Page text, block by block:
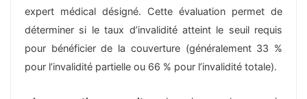
expert médical désigné. Cette évaluation permet de
déterminer si le taux d’invalidité atteint le seuil requis
pour bénéficier de la couverture (généralement 33 %
pour l’invalidité partielle ou 66 % pour l’invalidité totale).